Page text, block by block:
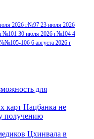
2012
№96+97 3
30 июля
2015 г
2014 г(10)
2026 г№97 23 июля 2026
№101 30 июля 2026 г№104 4
106 6 августа 2026 г
для
карт Нацбанка не
получению
Цхинвала в